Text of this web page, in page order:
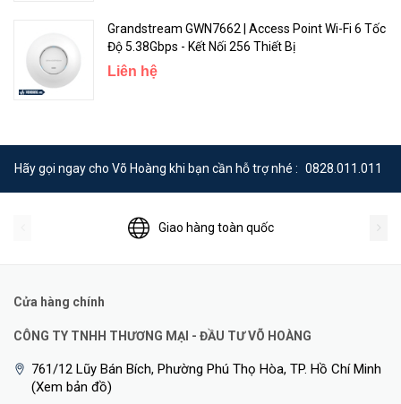
EAP, tự phục hồi đảm bảo bạn luôn trực tuyến ngay cả khi một AP
Grandstream GWN7662 | Access Point Wi-Fi 6 Tốc
Độ 5.38Gbps - Kết Nối 256 Thiết Bị
Liên hệ
Hãy gọi ngay cho Võ Hoàng khi bạn cần hỗ trợ nhé : 0828.011.011
Giao hàng toàn quốc
Cửa hàng chính
CÔNG TY TNHH THƯƠNG MẠI - ĐẦU TƯ VÕ HOÀNG
761/12 Lũy Bán Bích, Phường Phú Thọ Hòa, TP. Hồ Chí Minh
(Xem bản đồ)